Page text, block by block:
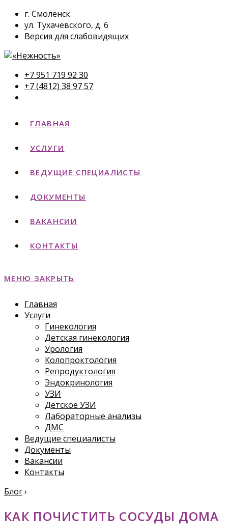
г. Смоленск
ул. Тухачевского, д. 6
Версия для слабовидящих
+7 951 719 92 30
+7 (4812) 38 97 57
ГЛАВНАЯ
УСЛУГИ
ВЕДУЩИЕ СПЕЦИАЛИСТЫ
ДОКУМЕНТЫ
ВАКАНСИИ
КОНТАКТЫ
МЕНЮ ЗАКРЫТЬ
Главная
Услуги
Гинекология
Детская гинекология
Урология
Колопроктология
Репродуктология
Эндокринология
УЗИ
Детское УЗИ
Лабораторные анализы
ДМС
Ведущие специалисты
Документы
Вакансии
Контакты
Блог›
КАК ПОЧИСТИТЬ СОСУДЫ ДОМА